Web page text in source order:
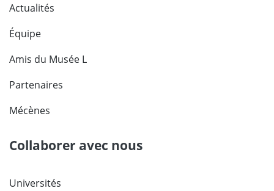
Actualités
Équipe
Amis du Musée L
Partenaires
Mécènes
Collaborer avec nous
Universités